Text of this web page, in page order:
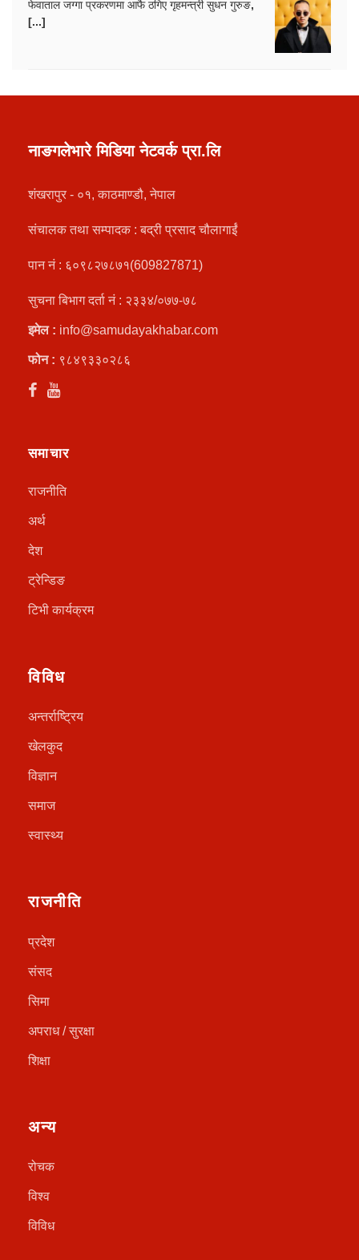
फेवाताल जग्गा प्रकरणमा आफै ठगिए गृहमन्त्री सुधन गुरुङ,
[...]
नाङगलेभारे मिडिया नेटवर्क प्रा.लि
शंखरापुर - ०१, काठमाण्डौ, नेपाल
संचालक तथा सम्पादक : बद्री प्रसाद चौलागाईं
पान नं : ६०९८२७८७१(609827871)
सुचना बिभाग दर्ता नं : २३३४/०७७-७८
इमेल : info@samudayakhabar.com
फोन : ९८४९३३०२८६
समाचार
राजनीति
अर्थ
देश
ट्रेन्डिङ
टिभी कार्यक्रम
विविध
अन्तर्राष्ट्रिय
खेलकुद
विज्ञान
समाज
स्वास्थ्य
राजनीति
प्रदेश
संसद
सिमा
अपराध / सुरक्षा
शिक्षा
अन्य
रोचक
विश्व
विविध